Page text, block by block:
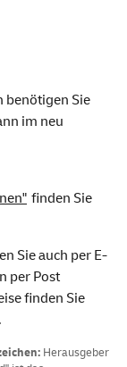
benötigen Sie
im neu
finden Sie
Sie auch per E-
per Post
finden Sie
.
Herausgeber